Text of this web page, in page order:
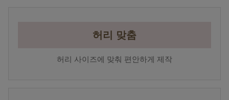
허리 맞춤
허리 사이즈에 맞춰 편안하게 제작